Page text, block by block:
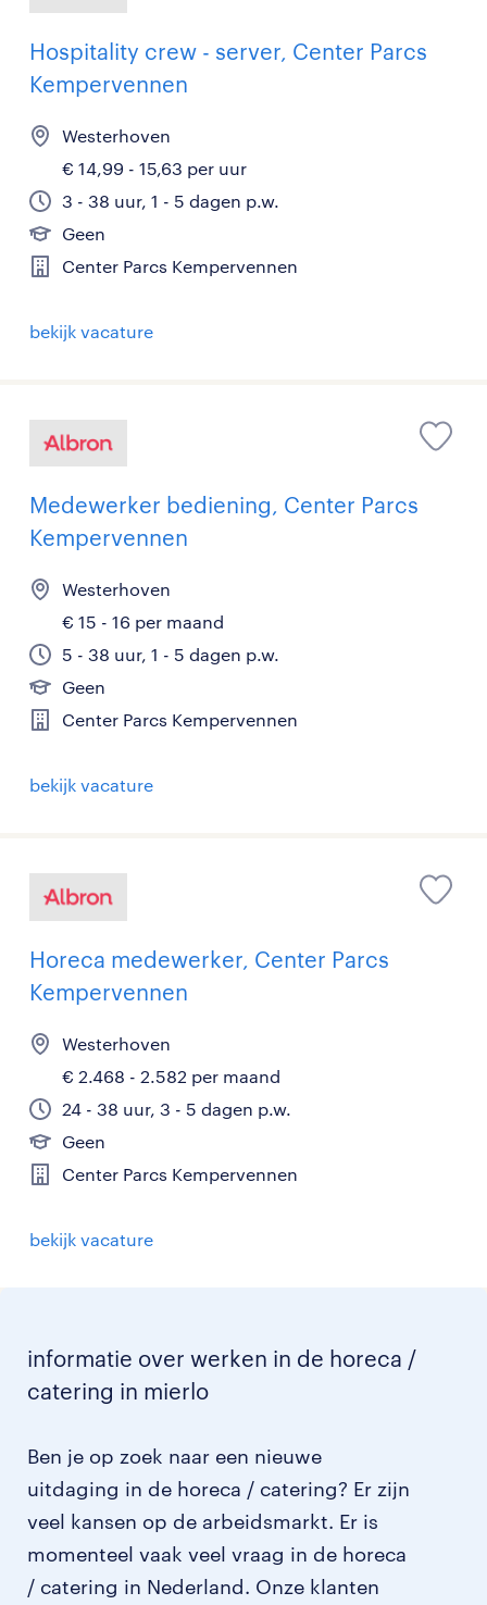
Hospitality crew - server, Center Parcs
Kempervennen
Westerhoven
€ 14,99 - 15,63 per uur
3 - 38 uur, 1 - 5 dagen p.w.
Geen
Center Parcs Kempervennen
bekijk vacature
Medewerker bediening, Center Parcs
Kempervennen
Westerhoven
€ 15 - 16 per maand
5 - 38 uur, 1 - 5 dagen p.w.
Geen
Center Parcs Kempervennen
bekijk vacature
Horeca medewerker, Center Parcs
Kempervennen
Westerhoven
€ 2.468 - 2.582 per maand
24 - 38 uur, 3 - 5 dagen p.w.
Geen
Center Parcs Kempervennen
bekijk vacature
informatie over werken in de horeca /
catering in mierlo
Ben je op zoek naar een nieuwe
uitdaging in de horeca / catering? Er zijn
veel kansen op de arbeidsmarkt. Er is
momenteel vaak veel vraag in de horeca
/ catering in Nederland. Onze klanten